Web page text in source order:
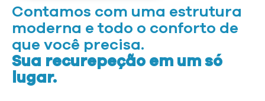
Contamos com uma estrutura
moderna e todo o conforto de
que você precisa.
Sua recurepeção em um só
lugar.